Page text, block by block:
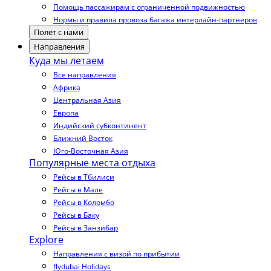
Помощь пассажирам с ограниченной подвижностью
Нормы и правила провоза багажа интерлайн-партнеров
Полет с нами
Направления
Куда мы летаем
Все направления
Африка
Центральная Азия
Европа
Индийский субконтинент
Ближний Восток
Юго-Восточная Азия
Популярные места отдыха
Рейсы в Тбилиси
Рейсы в Мале
Рейсы в Коломбо
Рейсы в Баку
Рейсы в Занзибар
Explore
Направления с визой по прибытии
flydubai Holidays